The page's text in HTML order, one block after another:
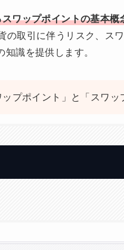
ワップポイントの基本
の取引に伴うリスク、ス
識を提供します。
プポイント」と「スワ